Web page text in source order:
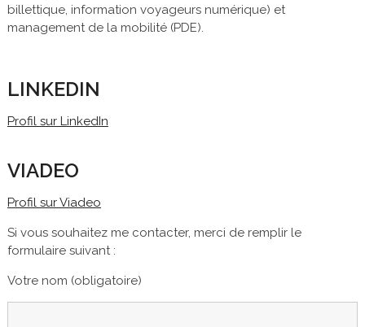
billettique, information voyageurs numérique) et
management de la mobilité (PDE).
LINKEDIN
Profil sur LinkedIn
VIADEO
Profil sur Viadeo
Si vous souhaitez me contacter, merci de remplir le
formulaire suivant :
Votre nom (obligatoire)